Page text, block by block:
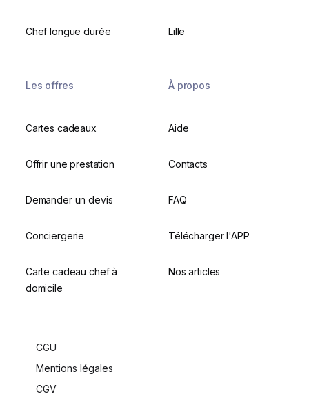
Chef longue durée Lille
Les offres
Cartes cadeaux
Offrir une prestation
Demander un devis
Conciergerie
Carte cadeau chef à
domicile
À propos
Aide
Contacts
FAQ
Télécharger l'APP
Nos articles
CGU
Mentions légales
CGV